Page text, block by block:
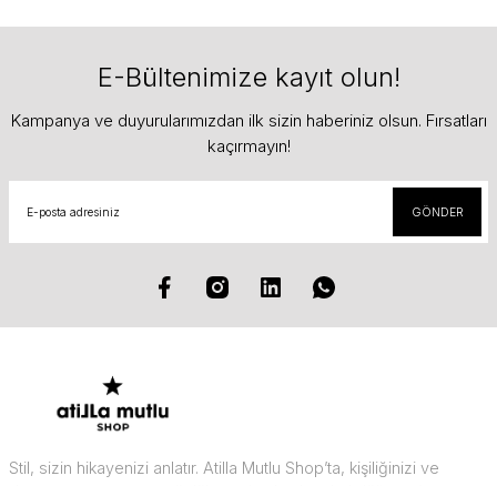
E-Bültenimize kayıt olun!
Kampanya ve duyurularımızdan ilk sizin haberiniz olsun. Fırsatları
kaçırmayın!
GÖNDER
Stil, sizin hikayenizi anlatır. Atilla Mutlu Shop’ta, kişiliğinizi ve